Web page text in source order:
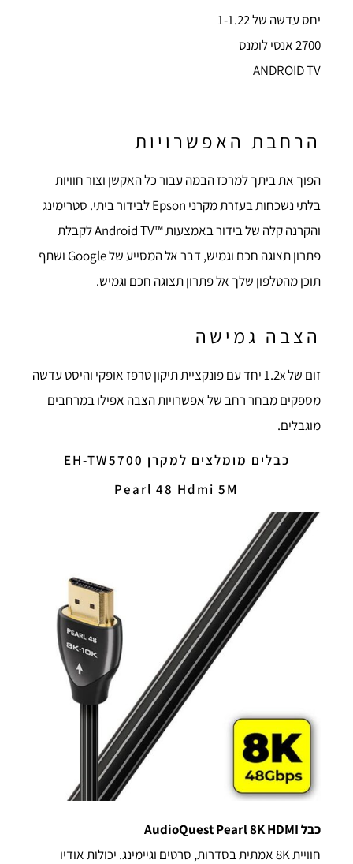
יחס עדשה של 1-1.22
2700 אנסי לומנס
ANDROID TV
הרחבת האפשרויות
הפוך את ביתך למרכז הבמה עבור כל האקשן וצור חוויות
בלתי נשכחות בעזרת מקרני Epson לבידור ביתי. סטרימינג
והקרנה קלה של בידור באמצעות ™Android TV לקבלת
פתרון תצוגה חכם וגמיש, דבר אל המסייע של Google‏ ושתף
תוכן מהטלפון שלך אל פתרון תצוגה חכם וגמיש.
הצבה גמישה
זום של 1.2x יחד עם פונקציית תיקון טרפז אופקי והיסט עדשה
מספקים מבחר רחב של אפשרויות הצבה אפילו במרחבים
מוגבלים.
כבלים מומלצים למקרן EH-TW5700
Pearl 48 Hdmi 5M
כבל AudioQuest Pearl 8K HDMI
חוויית 8K אמתית בסדרות, סרטים וגיימינג. יכולות אודיו